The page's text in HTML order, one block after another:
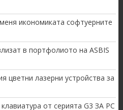
икономиката софтуерните
в портфолиото на ASBIS
цветни лазерни устройства за
от серията G3 ЗА PC